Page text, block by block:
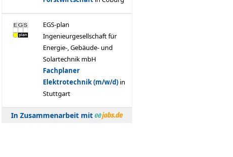
In Zusammenarbeit mit